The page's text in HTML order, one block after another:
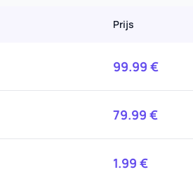
Prijs
99.99 €
79.99 €
1.99 €